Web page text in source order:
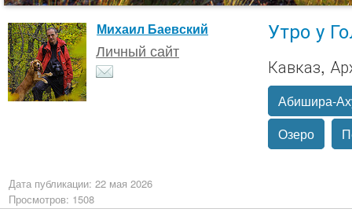
Михаил Баевский
Личный сайт
Утро у
Кавказ,
Абишира-
Озеро
Дата публикации: 22 мая 2026
Просмотров: 1508